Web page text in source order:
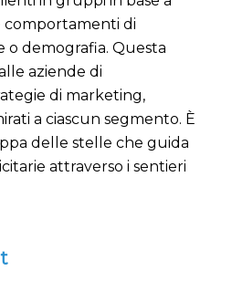
comportamenti di
o demografia. Questa
aziende di
di marketing,
a ciascun segmento. È
delle stelle che guida
attraverso i sentieri